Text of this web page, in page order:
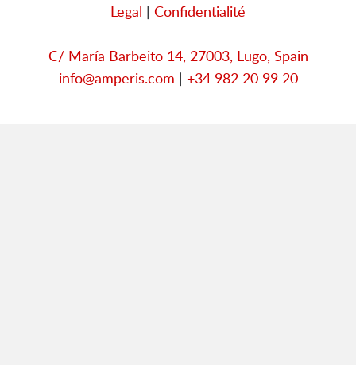
Legal | Confidentialité
C/ María Barbeito 14, 27003, Lugo, Spain
info@amperis.com | +34 982 20 99 20